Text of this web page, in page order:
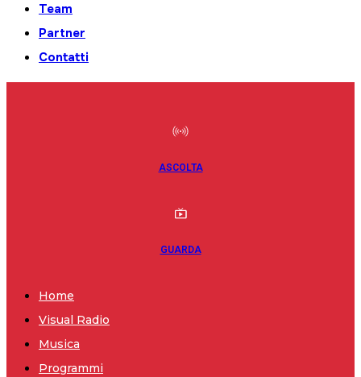
Team
Partner
Contatti
ASCOLTA
GUARDA
Home
Visual Radio
Musica
Programmi